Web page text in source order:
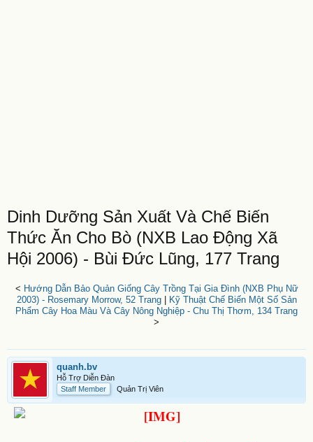
Dinh Dưỡng Sản Xuất Và Chế Biến
Thức Ăn Cho Bò (NXB Lao Động Xã
Hội 2006) - Bùi Đức Lũng, 177 Trang
< Hướng Dẫn Bảo Quản Giống Cây Trồng Tại Gia Đình (NXB Phụ Nữ
2003) - Rosemary Morrow, 52 Trang|
Kỹ Thuật Chế Biến Một Số Sản
Phẩm Cây Hoa Màu Và Cây Nông Nghiệp - Chu Thị Thơm, 134 Trang
>
quanh.bv
Hỗ Trợ Diễn Đàn
Staff Member
Quản Trị Viên